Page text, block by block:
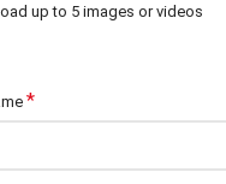
up to 5 images or videos
*